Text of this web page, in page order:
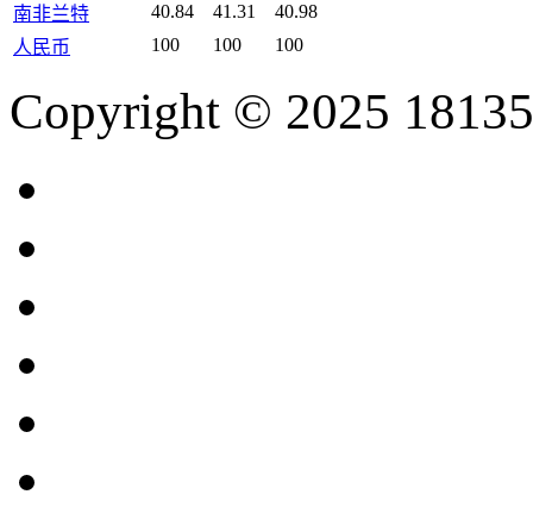
南非兰特
40.84 41.31
40.98
人民币
100 100 100
Copyright © 2025